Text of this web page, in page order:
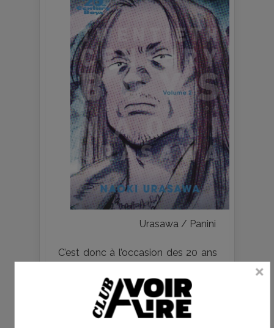
Urasawa / Panini
C’est donc à l’occasion des 20 ans
de20th Century Boysque Panini a
choisi d’en lancer une nouvelle
édition, dite « Perfect » (sans
doute pour se démarquer de
l’édition « Deluxe » sortie en 2014).